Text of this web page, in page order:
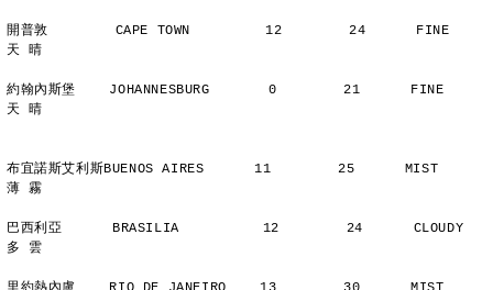
開普敦        CAPE TOWN         12        24      FINE
天 晴
約翰內斯堡    JOHANNESBURG       0        21      FINE
天 晴
布宜諾斯艾利斯BUENOS AIRES      11        25      MIST
薄 霧
巴西利亞      BRASILIA          12        24      CLOUDY
多 雲